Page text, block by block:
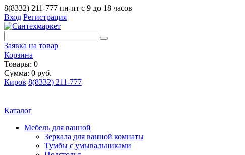
8(8332) 211-777 пн-пт с 9 до 18 часов
Вход Регистрация
Заявка на товар
Корзина
Товары: 0
Сумма: 0 руб.
Киров 8(8332) 211-777
Каталог
Мебель для ванной
Зеркала для ванной комнаты
Тумбы с умывальниками